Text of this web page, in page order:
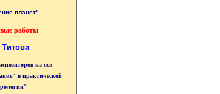
планет"
работы
Титова
на оси
в практической